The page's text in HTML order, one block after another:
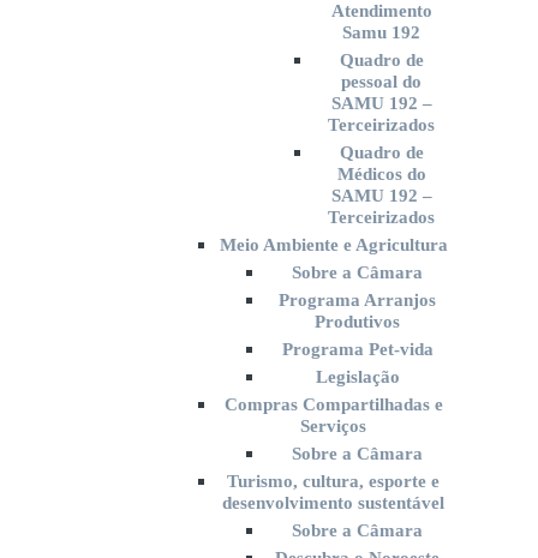
Atendimento
Samu 192
Quadro de
pessoal do
SAMU 192 –
Terceirizados
Quadro de
Médicos do
SAMU 192 –
Terceirizados
Meio Ambiente e Agricultura
Sobre a Câmara
Programa Arranjos
Produtivos
Programa Pet-vida
Legislação
Compras Compartilhadas e
Serviços
Sobre a Câmara
Turismo, cultura, esporte e
desenvolvimento sustentável
Sobre a Câmara